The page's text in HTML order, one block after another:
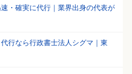
・確実に代行｜業界出身の代表が
行なら行政書士法人シグマ｜東